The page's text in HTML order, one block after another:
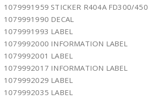
1079991959 STICKER R404A FD300/450
1079991990 DECAL
1079991993 LABEL
1079992000 INFORMATION LABEL
1079992001 LABEL
1079992017 INFORMATION LABEL
1079992029 LABEL
1079992035 LABEL